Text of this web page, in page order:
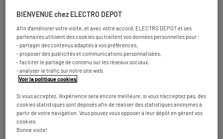
1
25.46
km
ELECTRO DEPOT MONTPELLIER
Rue Robert Schuman
34430 Saint-Jean-de-Védas
Fermé actuellement
Numéro
2 ELECTRO DEPOT BEZIERS
BIENVENUE chez ELECTRO DEPOT
Afin d'améliorer votre visite, et avec votre accord, ELECTRO DEPOT et ses
partenaires utilisent des cookies qui traitent vos données personnelles pour :
- partager des contenus adaptés à vos préférences,
- proposer des publicités et communications personnalisées,
- faciliter le partage de contenu sur les réseaux sociaux,
- analyser le trafic sur notre site web.
Voir la politique cookies
Si vous acceptez, l'expérience sera encore meilleure, si vous n'acceptez pas, des
cookies statistiques sont déposés afin de réaliser des statistiques anonymes à
partir de votre navigation. Vous pouvez vous opposer à leur dépôt en gérant vos
cookies.
Bonne visite!